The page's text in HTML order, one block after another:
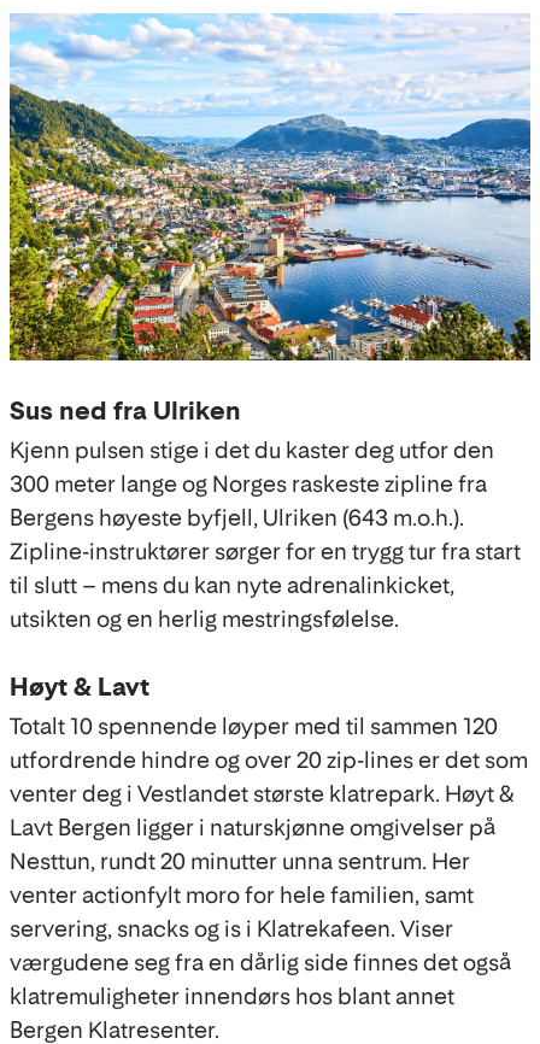
Sus ned fra Ulriken
Kjenn pulsen stige i det du kaster deg utfor den
300 meter lange og Norges raskeste zipline fra
Bergens høyeste byfjell, Ulriken (643 m.o.h.).
Zipline-instruktører sørger for en trygg tur fra start
til slutt – mens du kan nyte adrenalinkicket,
utsikten og en herlig mestringsfølelse.
Høyt & Lavt
Totalt 10 spennende løyper med til sammen 120
utfordrende hindre og over 20 zip-lines er det som
venter deg i Vestlandet største klatrepark. Høyt &
Lavt Bergen ligger i naturskjønne omgivelser på
Nesttun, rundt 20 minutter unna sentrum. Her
venter actionfylt moro for hele familien, samt
servering, snacks og is i Klatrekafeen. Viser
værgudene seg fra en dårlig side finnes det også
klatremuligheter innendørs hos blant annet
Bergen Klatresenter.